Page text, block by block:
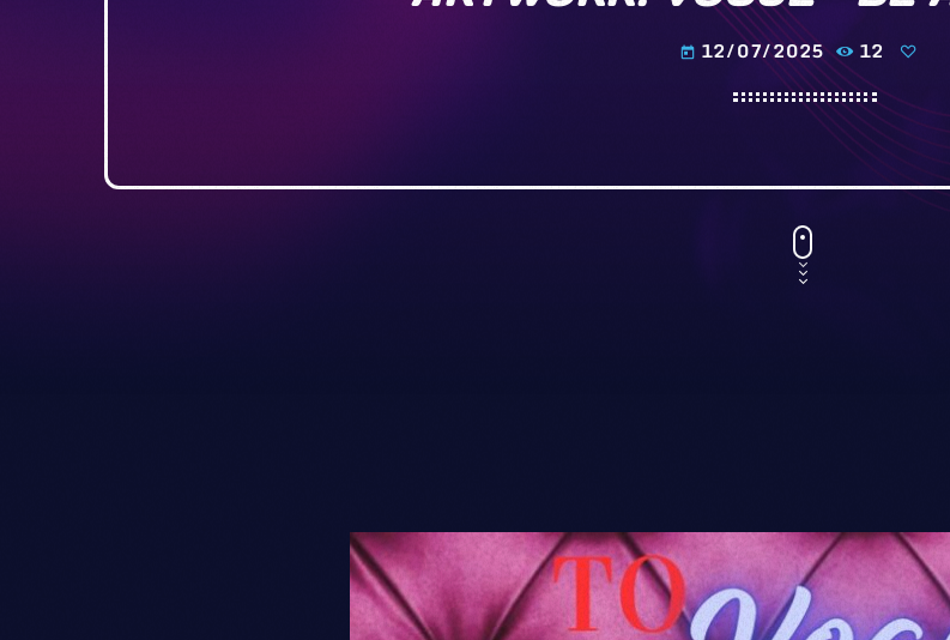
today 12/07/2025 12